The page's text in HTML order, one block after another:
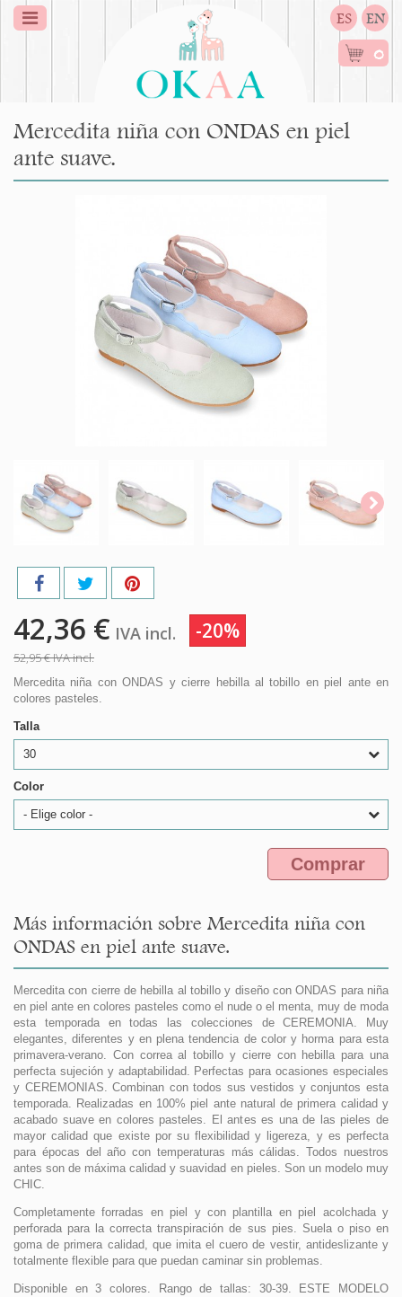
ES EN
0
Mercedita niña con ONDAS en piel
ante suave.
42,36 € IVA incl. -20%
52,95 €IVA incl.
Mercedita niña con ONDAS y cierre hebilla al tobillo en piel ante en
colores pasteles.
Talla
30
Color
- Elige color -
Comprar
Más información sobre Mercedita niña con
ONDAS en piel ante suave.
Mercedita con cierre de hebilla al tobillo y diseño con ONDAS para niña
en piel ante en colores pasteles como el nude o el menta, muy de moda
esta temporada en todas las colecciones de CEREMONIA. Muy
elegantes, diferentes y en plena tendencia de color y horma para esta
primavera-verano. Con correa al tobillo y cierre con hebilla para una
perfecta sujeción y adaptabilidad. Perfectas para ocasiones especiales
y CEREMONIAS. Combinan con todos sus vestidos y conjuntos esta
temporada. Realizadas en 100% piel ante natural de primera calidad y
acabado suave en colores pasteles. El antes es una de las pieles de
mayor calidad que existe por su flexibilidad y ligereza, y es perfecta
para épocas del año con temperaturas más cálidas. Todos nuestros
antes son de máxima calidad y suavidad en pieles. Son un modelo muy
CHIC.
Completamente forradas en piel y con plantilla en piel acolchada y
perforada para la correcta transpiración de sus pies. Suela o piso en
goma de primera calidad, que imita el cuero de vestir, antideslizante y
totalmente flexible para que puedan caminar sin problemas.
Disponible en 3 colores. Rango de tallas: 30-39. ESTE MODELO